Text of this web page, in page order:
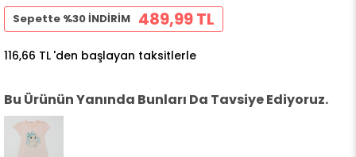
Sepette %30 İNDİRİM 489,99 TL
116,66 TL 'den başlayan taksitlerle
Bu Ürünün Yanında Bunları Da Tavsiye Ediyoruz.